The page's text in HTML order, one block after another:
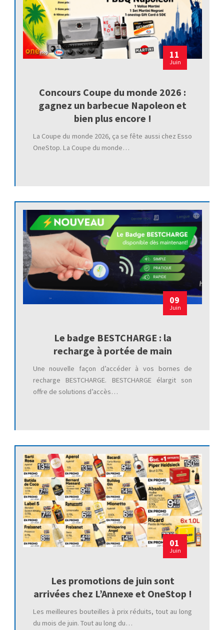
11
Juin
Concours Coupe du monde 2026 :
gagnez un barbecue Napoleon et
bien plus encore !
La Coupe du monde 2026, ça se fête aussi chez Esso
OneStop. La Coupe du monde…
09
Juin
Le badge BESTCHARGE : la
recharge à portée de main
Une nouvelle façon d’accéder à vos bornes de
recharge BESTCHARGE. BESTCHARGE élargit son
offre de solutions d’accès…
01
Juin
Les promotions de juin sont
arrivées chez L’Annexe et OneStop !
Les meilleures bouteilles à prix réduits, tout au long
du mois de juin. Tout au long du…